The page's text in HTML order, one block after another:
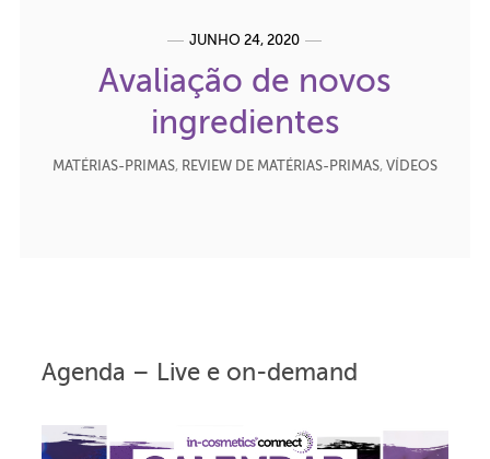
JUNHO 24, 2020
Avaliação de novos
ingredientes
MATÉRIAS-PRIMAS, REVIEW DE MATÉRIAS-PRIMAS, VÍDEOS
Agenda – Live e on-demand